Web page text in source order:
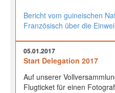
Bericht vom guineischen
Französisch über die
05.01.2017
Start Delegation 2017
Auf unserer
Flugticket für einen